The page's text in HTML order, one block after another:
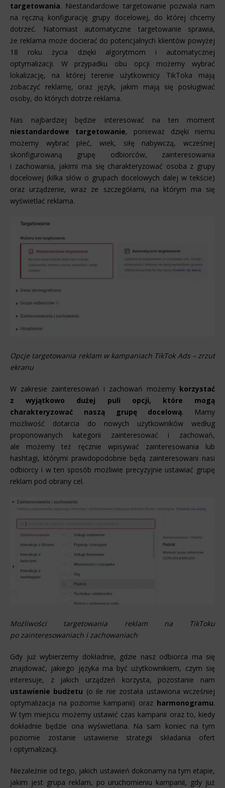
targetowania. Niestandardowe targetowanie pozwala nam
na ręczną konfigurację grupy docelowej, do której chcemy
dotrzeć. Natomiast automatyczne targetowanie sprawia,
że reklama może docierać do potencjalnych klientów powyżej
18 roku życia dzięki algorytmom i automatycznej
optymalizacji. W przypadku obu opcji możemy wybrać
lokalizację, na której terenie użytkownicy TikToka mają
zobaczyć reklamę, oraz język, jakim mają się posługiwać
osoby, do których dotrze reklama.
Nas najbardziej będzie interesować na ten moment
niestandardowe targetowanie, ponieważ dzięki niemu
możemy wybrać płeć, wiek, siłę nabywczą, wcześniej
skonfigurowaną grupę odbiorców, zainteresowania
i zachowania, jakimi ma się charakteryzować osoba z grupy
docelowej (kilka słów o grupach docelowych dalej w tekście)
oraz urządzenie, wraz ze szczegółami, na którym ma się
wyświetlać reklama.
Opcje targetowania reklam w kampaniach TikTok Ads – zrzut
ekranu
W zakresie zainteresowań i zachowań możemy korzystać
z wyjątkowo dużej puli opcji, które mogą
charakteryzować naszą grupę docelową. Mamy
możliwość dotarcia do nowych użytkowników według
proponowanych kategorii zainteresować i zachowań,
ale możemy też ręcznie wpisywać zainteresowania lub
hashtagi, którymi prawdopodobnie będą zainteresowani nasi
odbiorcy i w ten sposób możliwie precyzyjnie ustawiać grupę
reklam pod obrany cel.
Możliwości targetowania reklam na TikToku
po zainteresowaniach i zachowaniach
Gdy już wybierzemy dokładnie, gdzie nasz odbiorca ma się
znajdować, jakiego języka ma być użytkownikiem, czym się
interesuje, z jakich urządzeń korzysta, pozostanie nam
ustawienie budżetu (o ile nie została ustawiona wcześniej
optymalizacja na poziomie kampanii) oraz harmonogramu.
W tym miejscu możemy ustawić czas kampanii oraz to, kiedy
dokładnie będzie ona wyświetlana. Na sam koniec na tym
poziomie zostanie ustawienie strategii składania ofert
i optymalizacji.
Niezależnie od tego, jakich ustawień dokonamy na tym etapie,
jakim jest grupa reklam, po uruchomieniu kampanii, gdy już